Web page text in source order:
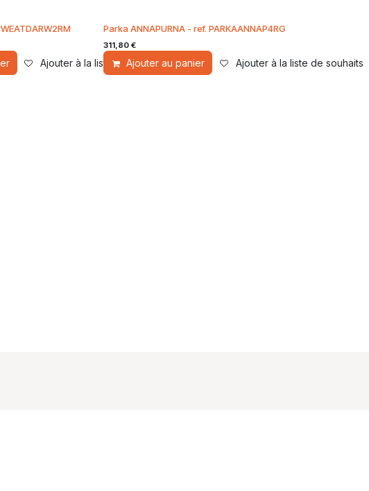
Ajouter à la liste de souhaits
Parka ANNAPURNA - ref. PARKAANNAP4RG
311,80 €
Ajouter au panier Ajouter à la liste de souhaits